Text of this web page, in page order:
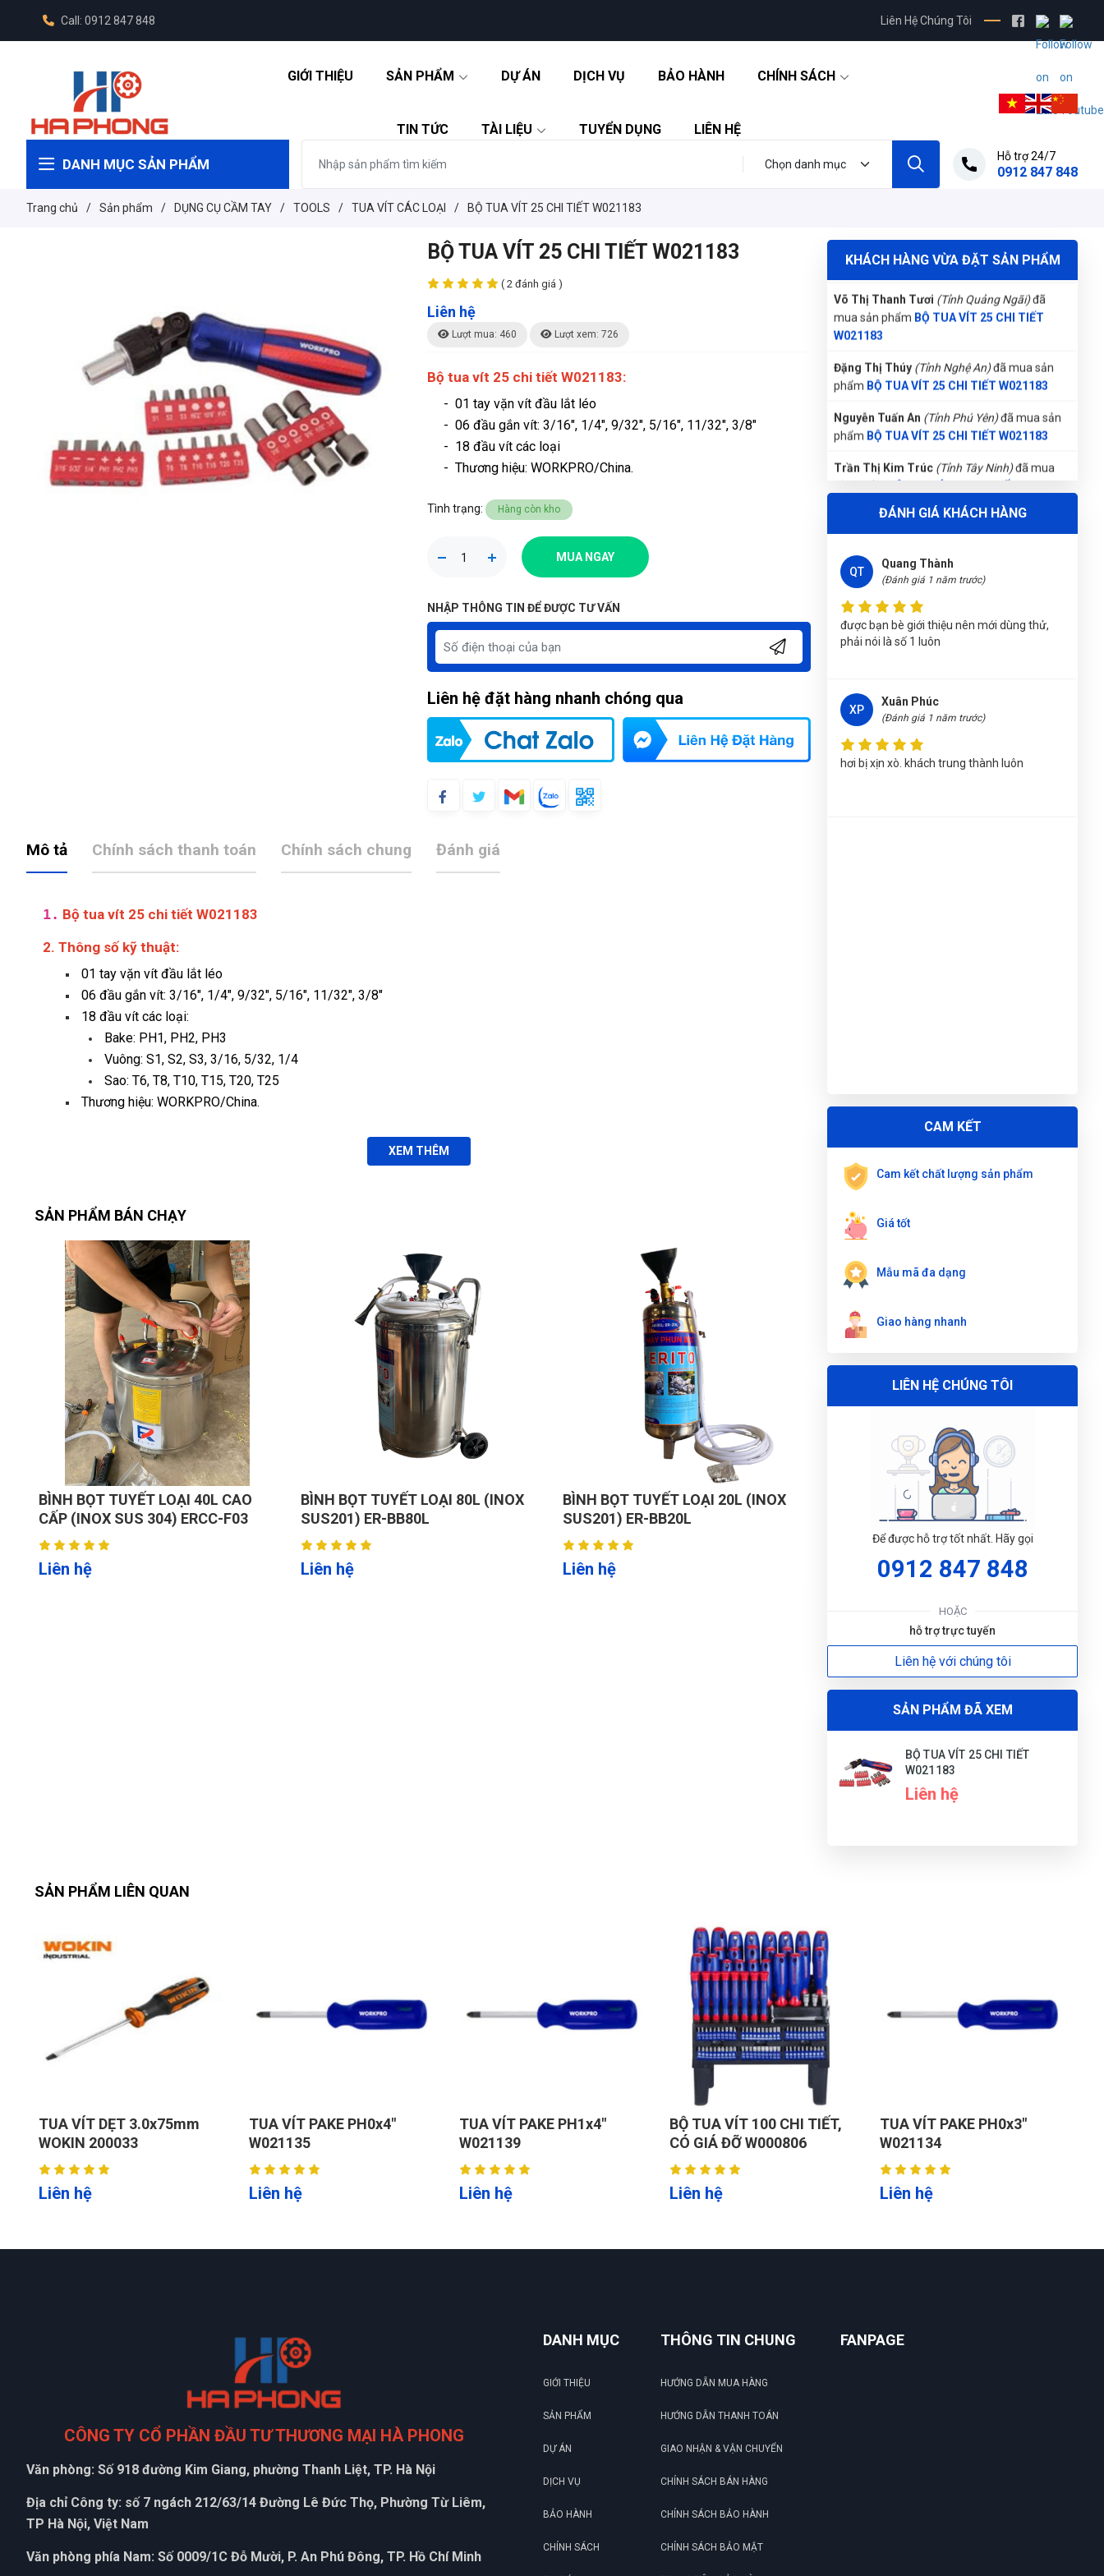
Call: 0912 847 848 Liên Hệ Chúng Tôi
GIỚI THIỆU SẢN PHẨM DỰ ÁN DỊCH VỤ BẢO HÀNH CHÍNH SÁCH
TIN TỨC TÀI LIỆU TUYỂN DỤNG LIÊN HỆ
DANH MỤC SẢN PHẨM
Hỗ trợ 24/7
0912 847 848
Trang chủ / Sản phẩm / DỤNG CỤ CẦM TAY / TOOLS / TUA VÍT CÁC LOẠI / BỘ TUA VÍT 25 CHI TIẾT W021183
BỘ TUA VÍT 25 CHI TIẾT W021183
( 2 đánh giá )
Liên hệ
Lượt mua: 460 Lượt xem: 726
Bộ tua vít 25 chi tiết W021183:
- 01 tay vặn vít đầu lắt léo
- 06 đầu gắn vít: 3/16″, 1/4″, 9/32″, 5/16″, 11/32″, 3/8″
- 18 đầu vít các loại
- Thương hiệu: WORKPRO/China.
Tình trạng: Hàng còn kho
MUA NGAY
NHẬP THÔNG TIN ĐỂ ĐƯỢC TƯ VẤN
Liên hệ đặt hàng nhanh chóng qua
Mô tả Chính sách thanh toán Chính sách chung Đánh giá
1. Bộ tua vít 25 chi tiết W021183
2. Thông số kỹ thuật:
01 tay vặn vít đầu lắt léo
06 đầu gắn vít: 3/16″, 1/4″, 9/32″, 5/16″, 11/32″, 3/8″
18 đầu vít các loại:
Bake: PH1, PH2, PH3
Vuông: S1, S2, S3, 3/16, 5/32, 1/4
Sao: T6, T8, T10, T15, T20, T25
Thương hiệu: WORKPRO/China.
XEM THÊM
SẢN PHẨM BÁN CHẠY
BÌNH BỌT TUYẾT LOẠI 40L CAO
CẤP (INOX SUS 304) ERCC-F03
Liên hệ
BÌNH BỌT TUYẾT LOẠI 80L (INOX
SUS201) ER-BB80L
Liên hệ
BÌNH BỌT TUYẾT LOẠI 20L (INOX
SUS201) ER-BB20L
Liên hệ
KHÁCH HÀNG VỪA ĐẶT SẢN PHẨM
(Tỉnh Kon Tum)
đã mua sản phẩm
Nguyễn Thị Vân Anh (Tỉnh Thái Nguyên)đã
BỘ TUA VÍT 25 CHI TIẾT
(Thành phố Đà Nẵng)
purchase
BỘ TUA VÍT 25 CHI TIẾT W021183
Võ Thị Thanh Tươi (Tỉnh Quảng Ngãi)
mua sản phẩm BỘ TUA VÍT 25 CHI TIẾT
Đặng Thị Thúy (Tỉnh Nghệ An) đã mua sản
phẩm BỘ TUA VÍT 25 CHI TIẾT W021183
Nguyễn Tuấn An(Tỉnh Phú Yên)đã mua sản
phẩm BỘ TUA VÍT 25 CHI TIẾT W021183
Trần Thị Kim Trúc(Tỉnh Tây Ninh) đã mua
sản phẩm
BỘ TUA VÍT 25 CHI TIẾT W021183
Nhật Vy (Tỉnh Bình Dương)đã mua sản phẩm
Trương Thị Phượng Hằng(Tỉnh Đồng Nai)
mua sản phẩmBỘ TUA VÍT 25 CHI TIẾT
W021183
Nguyễn Thị Ánh Nguyệt (Tỉnh Ninh Bình)
mua sản phẩmBỘ TUA VÍT 25 CHI TIẾT
W021183
Nguyễn Thị Vân Anh
mua sản phẩmBỘ TUA VÍT 25 CHI TIẾT
W021183
Phùng Bảo Ngọc
(Thành phố Đà Nẵng)
BỘ TUA VÍT 25 CHI TIẾT W021183
mua sản phẩm
W021183
Nguyễn Thị Ánh Nguyệt
mua sản phẩm
Gọi và Điện (Tỉnh Kon Tum)
Nguyễn Thị Vân Anh (Tỉnh Thái Nguyên)
W021183
ĐÁNH GIÁ KHÁCH HÀNG
QT
Quang Thành
(Đánh giá 1 năm trước)
được bạn bè giới thiệu nên mới dùng thử,
phải nói là số 1 luôn
XP
Xuân Phúc
(Đánh giá 1 năm trước)
hơi bị xịn xò. khách trung thành luôn
CAM KẾT
Cam kết chất lượng sản phẩm
Giá tốt
Mẫu mã đa dạng
Giao hàng nhanh
LIÊN HỆ CHÚNG TÔI
Để được hỗ trợ tốt nhất. Hãy gọi
0912 847 848
HOẶC
hỗ trợ trực tuyến
Liên hệ với chúng tôi
SẢN PHẨM ĐÃ XEM
BỘ TUA VÍT 25 CHI TIẾT
W021183
Liên hệ
SẢN PHẨM LIÊN QUAN
TUA VÍT DẸT 3.0x75mm
WOKIN 200033
Liên hệ
TUA VÍT PAKE PH0x4"
W021135
Liên hệ
TUA VÍT PAKE PH1x4"
W021139
Liên hệ
BỘ TUA VÍT 100 CHI TIẾT,
CÓ GIÁ ĐỠ W000806
Liên hệ
TUA VÍT PAKE PH0x3"
W021134
Liên hệ
CÔNG TY CỔ PHẦN ĐẦU TƯ THƯƠNG MẠI HÀ PHONG
Văn phòng: Số 918 đường Kim Giang, phường Thanh Liệt, TP. Hà Nội
Địa chỉ Công ty: số 7 ngách 212/63/14 Đường Lê Đức Thọ, Phường Từ Liêm,
TP Hà Nội, Việt Nam
Văn phòng phía Nam: Số 0009/1C Đỗ Mười, P. An Phú Đông, TP. Hồ Chí Minh
DANH MỤC
GIỚI THIỆU
SẢN PHẨM
DỰ ÁN
DỊCH VỤ
BẢO HÀNH
CHÍNH SÁCH
THÔNG TIN CHUNG
HƯỚNG DẪN MUA HÀNG
HƯỚNG DẪN THANH TOÁN
GIAO NHẬN & VẬN CHUYỂN
CHÍNH SÁCH BÁN HÀNG
CHÍNH SÁCH BẢO HÀNH
CHÍNH SÁCH BẢO MẬT
FANPAGE